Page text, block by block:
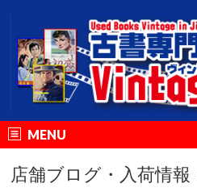
MENU
店舗ブログ・入荷情